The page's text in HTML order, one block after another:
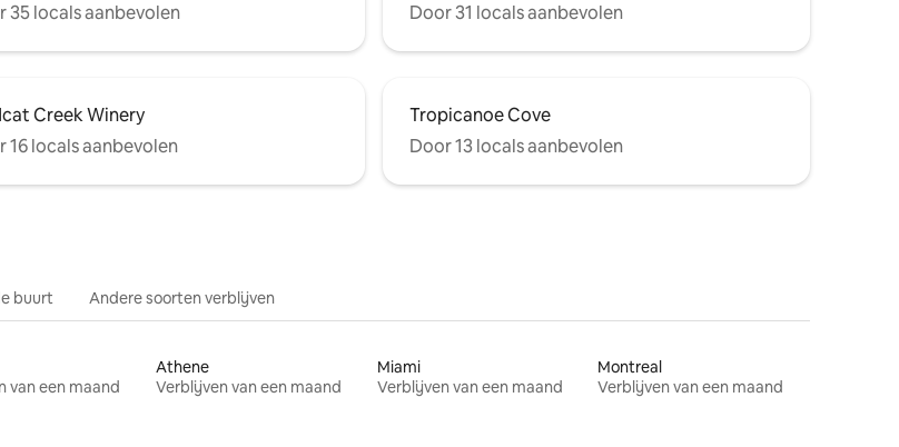
35 locals aanbevolen
Door 31 locals aanbevolen
Creek Winery
16 locals aanbevolen
Tropicanoe Cove
Door 13 locals aanbevolen
buurt Andere soorten verblijven
van een maand
Athene
Verblijven van een maand
Miami
Verblijven van een maand
Montreal
Verblijven van een maand